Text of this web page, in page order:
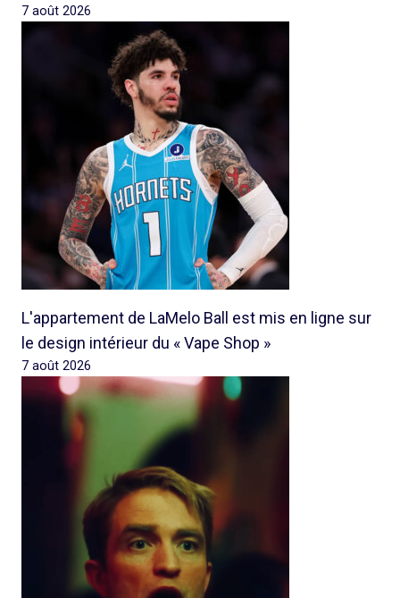
7 août 2026
L'appartement de LaMelo Ball est mis en ligne sur
le design intérieur du « Vape Shop »
7 août 2026